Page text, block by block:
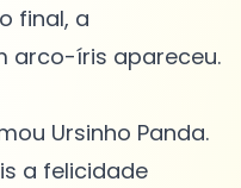
final, a
arco-íris apareceu.
Ursinho Panda.
a felicidade